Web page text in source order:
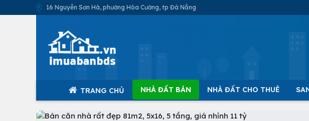
16 Nguyễn Sơn Hà, phường Hòa Cường, tp Đà Nẵng
TRANG CHỦ NHÀ ĐẤT BÁN NHÀ ĐẤT CHO THUÊ